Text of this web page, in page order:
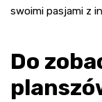
swoimi pasjami z
Do